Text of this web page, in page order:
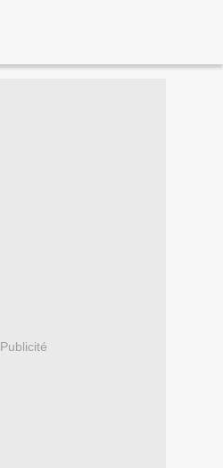
Publicité